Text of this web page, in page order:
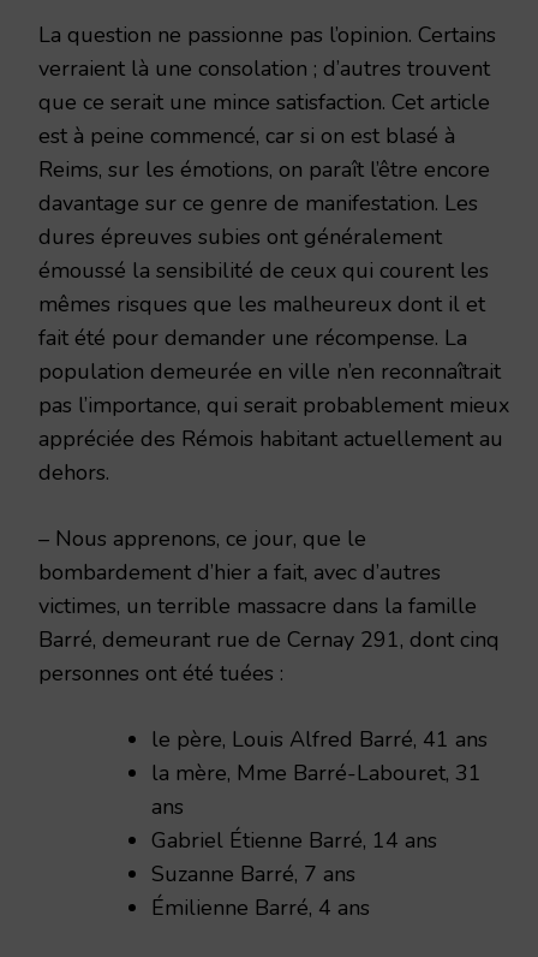
La question ne passionne pas l’opinion. Certains
verraient là une consolation ; d’autres trouvent
que ce serait une mince satisfaction. Cet article
est à peine commencé, car si on est blasé à
Reims, sur les émotions, on paraît l’être encore
davantage sur ce genre de manifestation. Les
dures épreuves subies ont généralement
émoussé la sensibilité de ceux qui courent les
mêmes risques que les malheureux dont il et
fait été pour demander une récompense. La
population demeurée en ville n’en reconnaîtrait
pas l’importance, qui serait probablement mieux
appréciée des Rémois habitant actuellement au
dehors.
– Nous apprenons, ce jour, que le
bombardement d’hier a fait, avec d’autres
victimes, un terrible massacre dans la famille
Barré, demeurant rue de Cernay 291, dont cinq
personnes ont été tuées :
le père, Louis Alfred Barré, 41 ans
la mère, Mme Barré-Labouret, 31
ans
Gabriel Étienne Barré, 14 ans
Suzanne Barré, 7 ans
Émilienne Barré, 4 ans